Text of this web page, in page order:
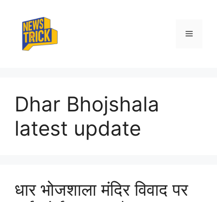
content
Menu
Dhar Bhojshala
latest update
धार भोजशाला मंदिर विवाद पर